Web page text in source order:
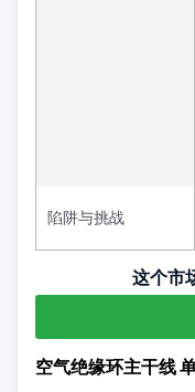
陷阱与挑战
这个市
空气绝缘环主干线